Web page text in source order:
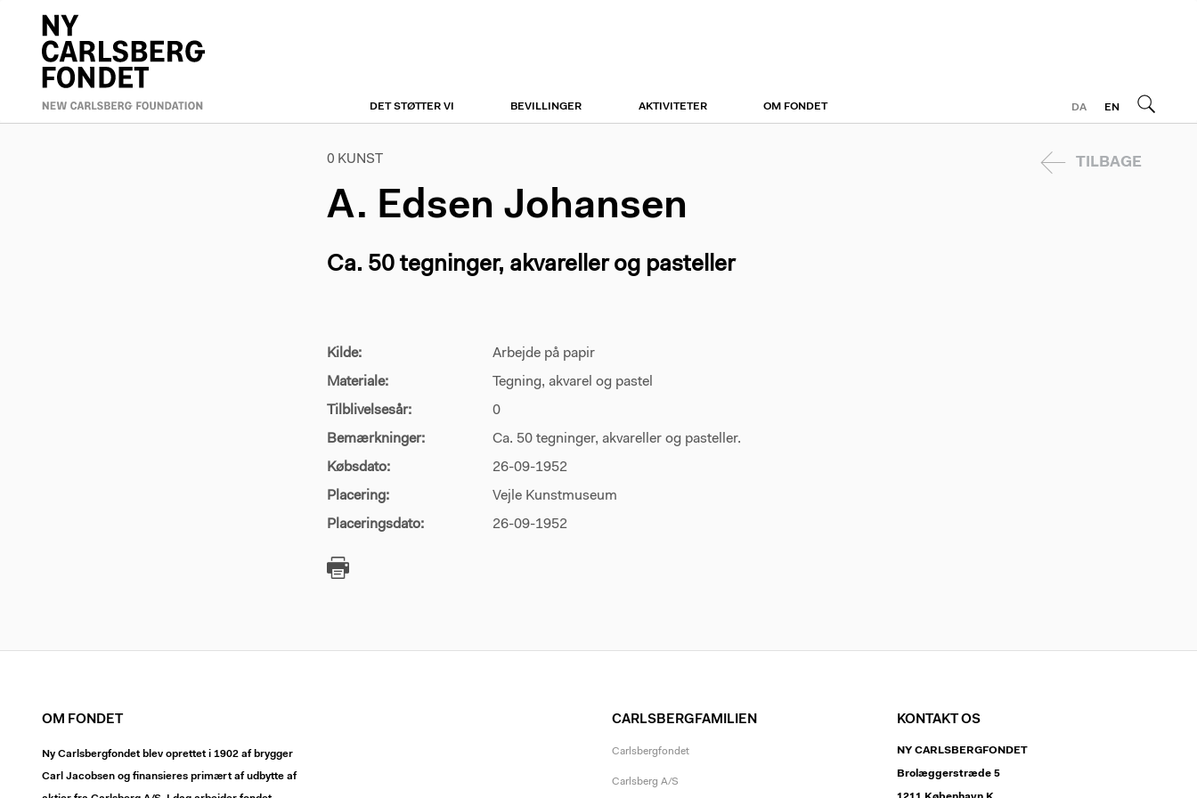
DET STØTTER VI BEVILLINGER AKTIVITETER OM FONDET DA EN
0 KUNST TILBAGE
A. Edsen Johansen
Ca. 50 tegninger, akvareller og pasteller
Kilde:
Arbejde på papir
Materiale:
Tegning, akvarel og pastel
Tilblivelsesår:
0
Bemærkninger:
Ca. 50 tegninger, akvareller og pasteller.
Købsdato:
26-09-1952
Placering:
Vejle Kunstmuseum
Placeringsdato:
26-09-1952
OM FONDET
Ny Carlsbergfondet blev oprettet i 1902 af brygger
Carl Jacobsen og finansieres primært af udbytte af
CARLSBERGFAMILIEN
Carlsbergfondet
Carlsberg A/S
KONTAKT OS
NY CARLSBERGFONDET
Brolæggerstræde 5